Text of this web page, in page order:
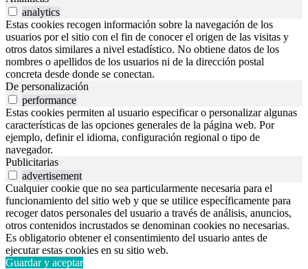
analytics
Estas cookies recogen información sobre la navegación de los
usuarios por el sitio con el fin de conocer el origen de las visitas y
otros datos similares a nivel estadístico. No obtiene datos de los
nombres o apellidos de los usuarios ni de la dirección postal
concreta desde donde se conectan.
De personalización
performance
Estas cookies permiten al usuario especificar o personalizar algunas
características de las opciones generales de la página web. Por
ejemplo, definir el idioma, configuración regional o tipo de
navegador.
Publicitarias
advertisement
Cualquier cookie que no sea particularmente necesaria para el
funcionamiento del sitio web y que se utilice específicamente para
recoger datos personales del usuario a través de análisis, anuncios,
otros contenidos incrustados se denominan cookies no necesarias.
Es obligatorio obtener el consentimiento del usuario antes de
ejecutar estas cookies en su sitio web.
Guardar y aceptar